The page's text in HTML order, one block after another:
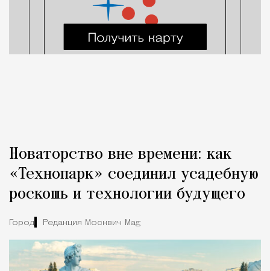
Новаторство вне времени: как
«Технопарк» соединил усадебную
роскошь и технологии будущего
Город Редакция Москвич Mag